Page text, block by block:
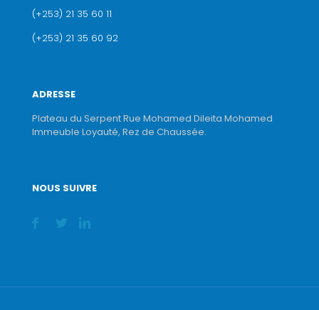
(+253) 21 35 60 11
(+253) 21 35 60 92
ADRESSE
Plateau du Serpent Rue Mohamed Dileita Mohamed
Immeuble Loyauté, Rez de Chaussée.
NOUS SUIVRE